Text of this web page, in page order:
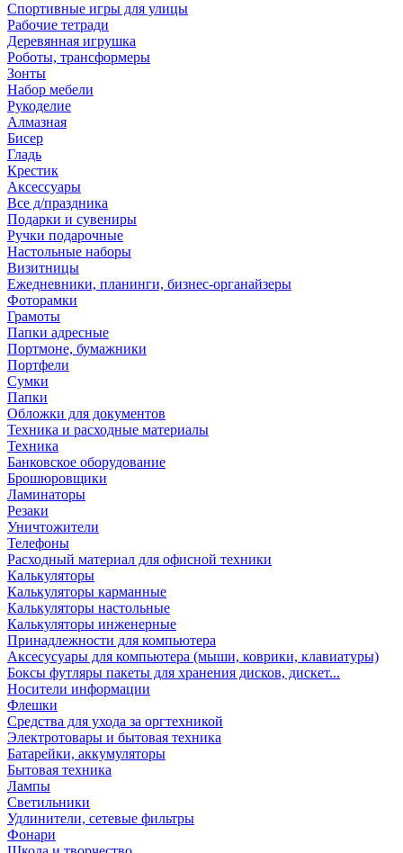
Спортивные игры для улицы
Рабочие тетради
Деревянная игрушка
Роботы, трансформеры
Зонты
Набор мебели
Рукоделие
Алмазная
Бисер
Гладь
Крестик
Аксессуары
Все д/праздника
Подарки и сувениры
Ручки подарочные
Настольные наборы
Визитницы
Ежедневники, планинги, бизнес-органайзеры
Фоторамки
Грамоты
Папки адресные
Портмоне, бумажники
Портфели
Сумки
Папки
Обложки для документов
Техника и расходные материалы
Техника
Банковское оборудование
Брошюровщики
Ламинаторы
Резаки
Уничтожители
Телефоны
Расходный материал для офисной техники
Калькуляторы
Калькуляторы карманные
Калькуляторы настольные
Калькуляторы инженерные
Принадлежности для компьютера
Аксесусуары для компьютера (мыши, коврики, клавиатуры)
Боксы футляры пакеты для хранения дисков, дискет...
Носители информации
Флешки
Средства для ухода за оргтехникой
Электротовары и бытовая техника
Батарейки, аккумуляторы
Бытовая техника
Лампы
Светильники
Удлинители, сетевые фильтры
Фонари